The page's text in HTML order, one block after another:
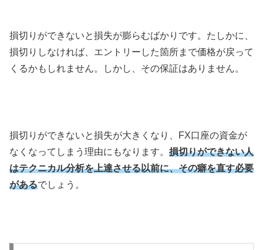
損切りができないと損失が膨らむばかりです。たしかに、
損切りしなければ、エントリーした箇所まで価格が戻って
くるかもしれません。しかし、その保証はありません。
損切りができないと損失が大きくなり、 FX口座の資金が
なくなってしまう理由にもなります。 損切りができない人
はテクニカル分析を上達させる以前に、その癖を直す必要
があるでしょう。